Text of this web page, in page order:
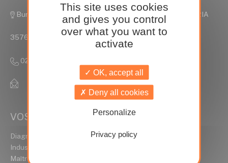
Bureaux de Rennes, Parc Edonia Rue de la Terre VICTORIA
35760 Saint Grégoire
02 90 09 35 15
contact@ideal-conseils.fr
VOS MÉTIERS
Diagnostiqueur Immobilier
Industrie / HSE
Maître d’ouvrage
This site uses cookies
and gives you control
over what you want to
activate
OK, accept all
Deny all cookies
Personalize
Privacy policy